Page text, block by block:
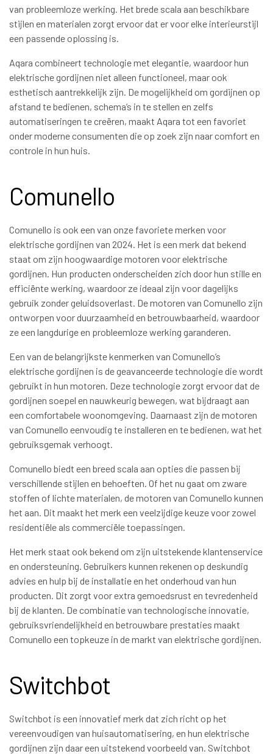
van probleemloze werking. Het brede scala aan beschikbare
stijlen en materialen zorgt ervoor dat er voor elke interieurstijl
een passende oplossing is.
Aqara combineert technologie met elegantie, waardoor hun
elektrische gordijnen niet alleen functioneel, maar ook
esthetisch aantrekkelijk zijn. De mogelijkheid om gordijnen op
afstand te bedienen, schema’s in te stellen en zelfs
automatiseringen te creëren, maakt Aqara tot een favoriet
onder moderne consumenten die op zoek zijn naar comfort en
controle in hun huis.
Comunello
Comunello is ook een van onze favoriete merken voor
elektrische gordijnen van 2024. Het is een merk dat bekend
staat om zijn hoogwaardige motoren voor elektrische
gordijnen. Hun producten onderscheiden zich door hun stille en
efficiënte werking, waardoor ze ideaal zijn voor dagelijks
gebruik zonder geluidsoverlast. De motoren van Comunello zijn
ontworpen voor duurzaamheid en betrouwbaarheid, waardoor
ze een langdurige en probleemloze werking garanderen.
Een van de belangrijkste kenmerken van Comunello’s
elektrische gordijnen is de geavanceerde technologie die wordt
gebruikt in hun motoren. Deze technologie zorgt ervoor dat de
gordijnen soepel en nauwkeurig bewegen, wat bijdraagt aan
een comfortabele woonomgeving. Daarnaast zijn de motoren
van Comunello eenvoudig te installeren en te bedienen, wat het
gebruiksgemak verhoogt.
Comunello biedt een breed scala aan opties die passen bij
verschillende stijlen en behoeften. Of het nu gaat om zware
stoffen of lichte materialen, de motoren van Comunello kunnen
het aan. Dit maakt het merk een veelzijdige keuze voor zowel
residentiële als commerciële toepassingen.
Het merk staat ook bekend om zijn uitstekende klantenservice
en ondersteuning. Gebruikers kunnen rekenen op deskundig
advies en hulp bij de installatie en het onderhoud van hun
producten. Dit zorgt voor extra gemoedsrust en tevredenheid
bij de klanten. De combinatie van technologische innovatie,
gebruiksvriendelijkheid en betrouwbare prestaties maakt
Comunello een topkeuze in de markt van elektrische gordijnen.
Switchbot
Switchbot is een innovatief merk dat zich richt op het
vereenvoudigen van huisautomatisering, en hun elektrische
gordijnen zijn daar een uitstekend voorbeeld van. Switchbot